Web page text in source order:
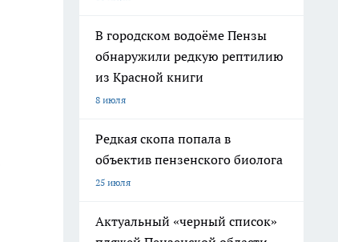
В городском водоёме Пензы
обнаружили редкую рептилию
из Красной книги
8 июля
Редкая скопа попала в
объектив пензенского биолога
25 июля
Актуальный «черный список»